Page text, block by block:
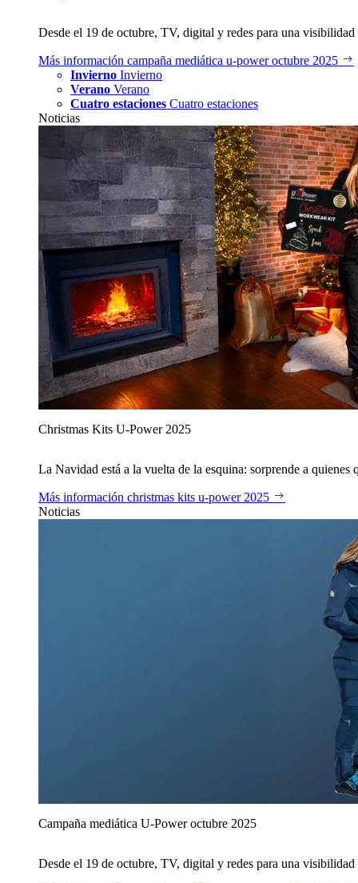
Desde el 19 de octubre, TV, digital y redes para una
Más información campaña mediática u‑power octubre 2025
Invierno Invierno
Verano Verano
Cuatro estaciones Cuatro estaciones
Noticias
Christmas Kits U‑Power 2025
La Navidad está a la vuelta de la esquina: sorprende a
Más información christmas kits u‑power 2025
Noticias
Campaña mediática U‑Power octubre 2025
Desde el 19 de octubre, TV, digital y redes para una